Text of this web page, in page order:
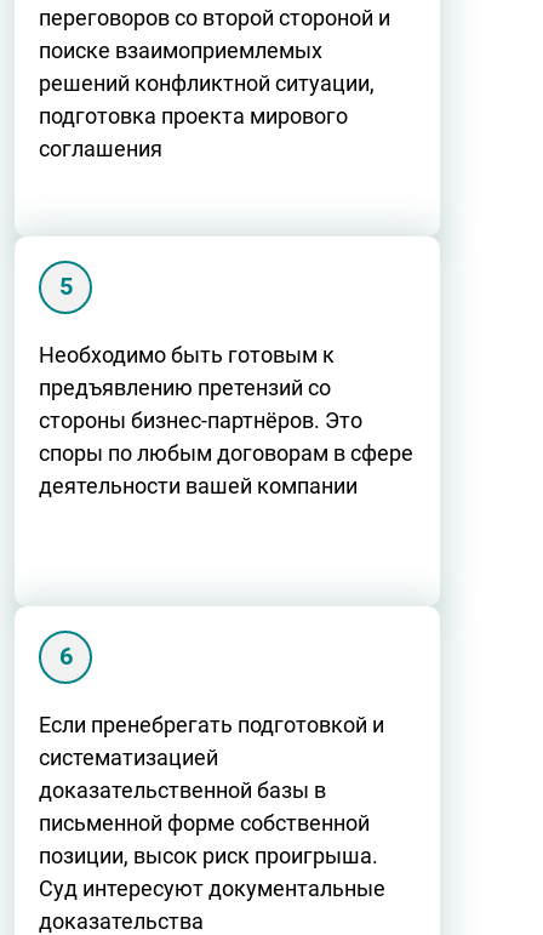
переговоров со второй стороной и
поиске взаимоприемлемых
решений конфликтной ситуации,
подготовка проекта мирового
соглашения
Необходимо быть готовым к
предъявлению претензий со
стороны бизнес-партнёров. Это
споры по любым договорам в сфере
деятельности вашей компании
Если пренебрегать подготовкой и
систематизацией
доказательственной базы в
письменной форме собственной
позиции, высок риск проигрыша.
Суд интересуют документальные
доказательства